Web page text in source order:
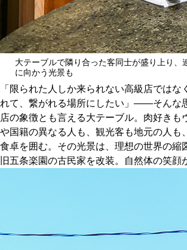
大テーブルで隣り合った客同士が盛り上り、
に向かう光景も
「限られた人しか来られない高級店ではな
れて、繋がれる場所にしたい」——そんな
店の象徴とも言える大テーブル。肉好きも
や国籍の異なる人も、観光客も地元の人も
食卓を囲む。その光景は、理想の世界の縮
旧五条楽園の古民家を改装。自然体の笑顔